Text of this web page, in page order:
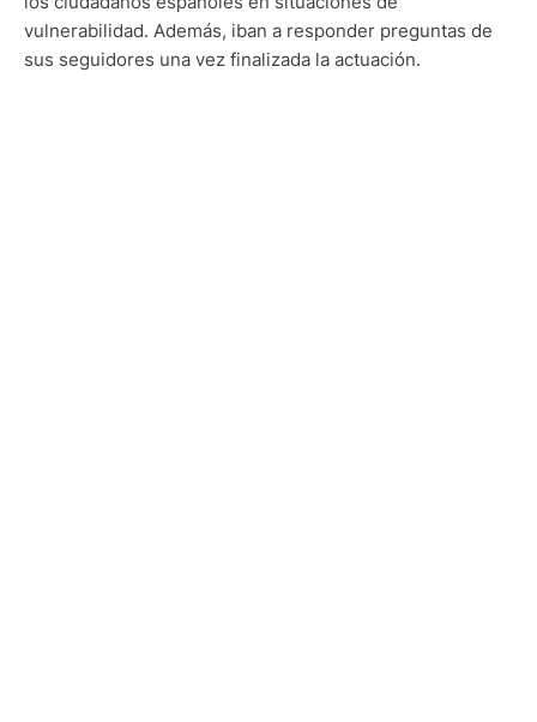
vulnerabilidad. Además, iban a responder preguntas de
sus seguidores una vez finalizada la actuación.